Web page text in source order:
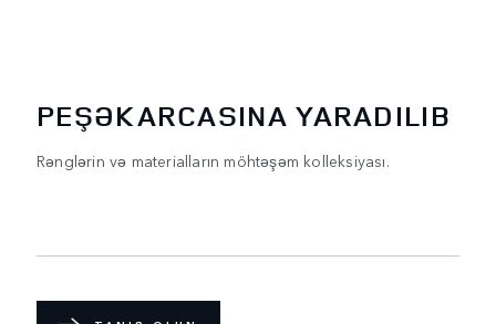
PEŞƏKARCASINA YARADILIB
Rənglərin və materialların möhtəşəm kolleksiyası.